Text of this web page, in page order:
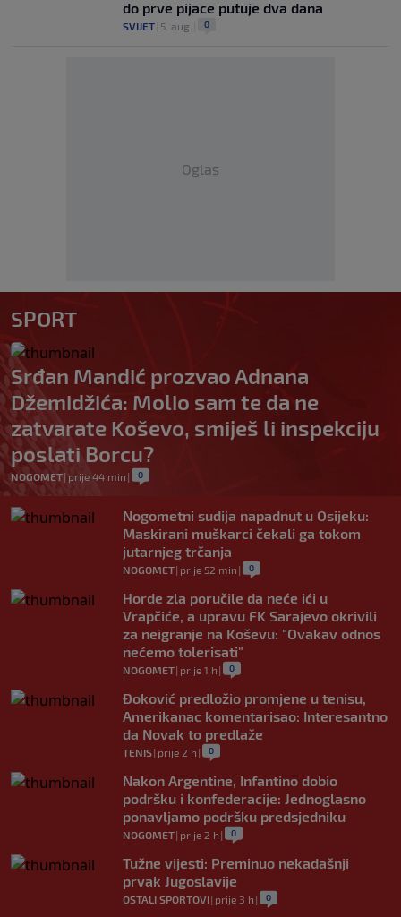
do prve pijace putuje dva dana
SVIJET 5. aug. 0
Oglas
SPORT
Srđan Mandić prozvao Adnana
Džemidžića: Molio sam te da ne
zatvarate Koševo, smiješ li inspekciju
poslati Borcu?
NOGOMET| prije 44 min | 0
Nogometni sudija napadnut u Osijeku:
Maskirani muškarci čekali ga tokom
jutarnjeg trčanja
NOGOMET| prije 52 min | 0
Horde zla poručile da neće ići u
Vrapčiće, a upravu FK Sarajevo okrivili
za neigranje na Koševu: "Ovakav odnos
nećemo tolerisati"
NOGOMET| prije 1 h | 0
Đoković predložio promjene u tenisu,
Amerikanac komentarisao: Interesantno
da Novak to predlaže
TENIS| prije 2 h | 0
Nakon Argentine, Infantino dobio
podršku i konfederacije: Jednoglasno
ponavljamo podršku predsjedniku
NOGOMET| prije 2 h | 0
Tužne vijesti: Preminuo nekadašnji
prvak Jugoslavije
OSTALI SPORTOVI| prije 3 h | 0